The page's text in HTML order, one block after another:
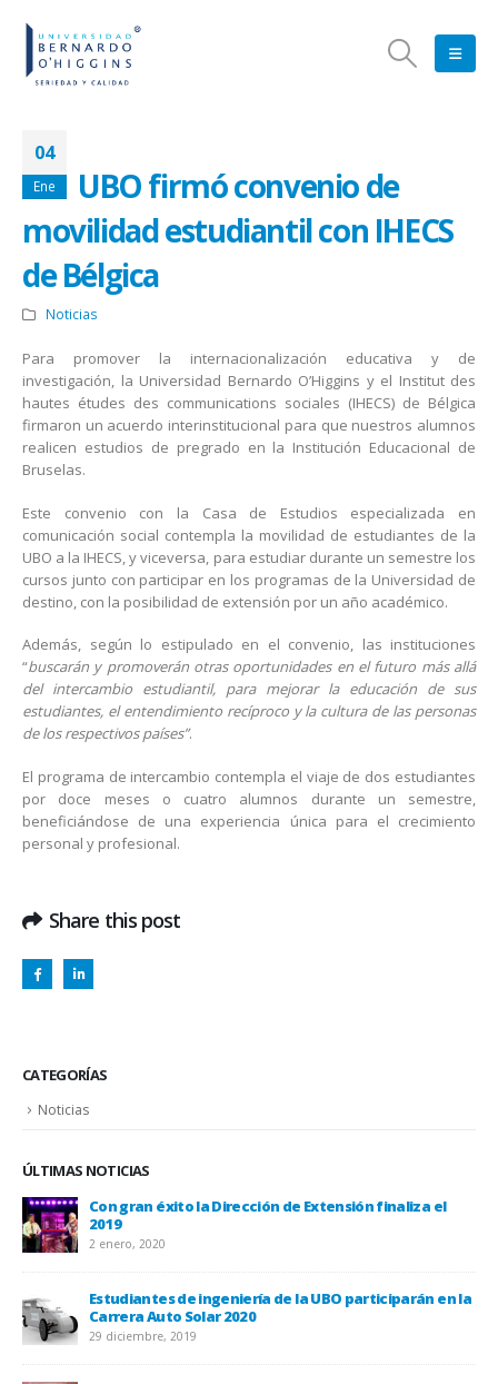
04
Ene
UBO firmó convenio de
movilidad estudiantil con IHECS
de Bélgica
Noticias
Para promover la internacionalización educativa y de
investigación, la Universidad Bernardo O’Higgins y el Institut des
hautes études des communications sociales (IHECS) de Bélgica
firmaron un acuerdo interinstitucional para que nuestros alumnos
realicen estudios de pregrado en la Institución Educacional de
Bruselas.
Este convenio con la Casa de Estudios especializada en
comunicación social contempla la movilidad de estudiantes de la
UBO a la IHECS, y viceversa, para estudiar durante un semestre los
cursos junto con participar en los programas de la Universidad de
destino, con la posibilidad de extensión por un año académico.
Además, según lo estipulado en el convenio, las instituciones
“buscarán y promoverán otras oportunidades en el futuro más allá
del intercambio estudiantil, para mejorar la educación de sus
estudiantes, el entendimiento recíproco y la cultura de las personas
de los respectivos países”.
El programa de intercambio contempla el viaje de dos estudiantes
por doce meses o cuatro alumnos durante un semestre,
beneficiándose de una experiencia única para el crecimiento
personal y profesional.
Share this post
CATEGORÍAS
Noticias
ÚLTIMAS NOTICIAS
Con gran éxito la Dirección de Extensión finaliza el
2019
2 enero, 2020
Estudiantes de ingeniería de la UBO participarán en la
Carrera Auto Solar 2020
29 diciembre, 2019